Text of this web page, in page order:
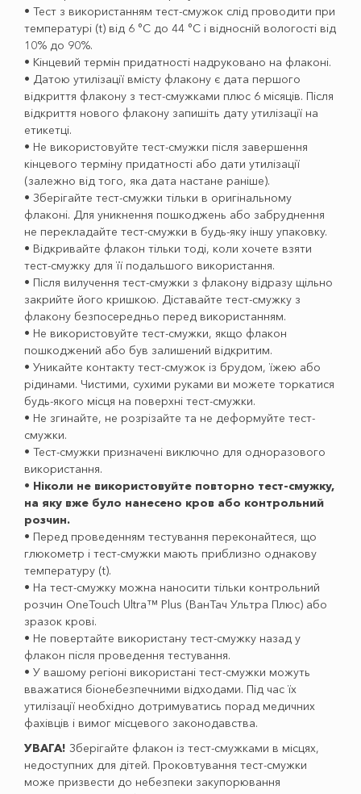
• Тест з використанням тест-смужок слід проводити при
температурі (t) від 6 °С до 44 °С і відносній вологості від
10% до 90%.
• Кінцевий термін придатності надруковано на флаконі.
• Датою утилізації вмісту флакону є дата першого
відкриття флакону з тест-смужками плюс 6 місяців. Після
відкриття нового флакону запишіть дату утилізації на
етикетці.
• Не використовуйте тест-смужки після завершення
кінцевого терміну придатності або дати утилізації
(залежно від того, яка дата настане раніше).
• Зберігайте тест-смужки тільки в оригінальному
флаконі. Для уникнення пошкоджень або забруднення
не перекладайте тест-смужки в будь-яку іншу упаковку.
• Відкривайте флакон тільки тоді, коли хочете взяти
тест-смужку для її подальшого використання.
• Після вилучення тест-смужки з флакону відразу щільно
закрийте його кришкою. Діставайте тест-смужку з
флакону безпосередньо перед використанням.
• Не використовуйте тест-смужки, якщо флакон
пошкоджений або був залишений відкритим.
• Уникайте контакту тест-смужок із брудом, їжею або
рідинами. Чистими, сухими руками ви можете торкатися
будь-якого місця на поверхні тест-смужки.
• Не згинайте, не розрізайте та не деформуйте тест-
смужки.
• Тест-смужки призначені виключно для одноразового
використання.
• Ніколи не використовуйте повторно тест-смужку,
на яку вже було нанесено кров або контрольний
розчин.
• Перед проведенням тестування переконайтеся, що
глюкометр і тест-смужки мають приблизно однакову
температуру (t).
• На тест-смужку можна наносити тільки контрольний
розчин OneTouch Ultra™ Plus (ВанТач Ультра Плюс) або
зразок крові.
• Не повертайте використану тест-смужку назад у
флакон після проведення тестування.
• У вашому регіоні використані тест-смужки можуть
вважатися біонебезпечними відходами. Під час їх
утилізації необхідно дотримуватись порад медичних
фахівців і вимог місцевого законодавства.
УВАГА! Зберігайте флакон із тест-смужками в місцях,
недоступних для дітей. Проковтування тест-смужки
може призвести до небезпеки закупорювання